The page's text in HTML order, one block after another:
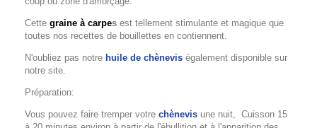
Cette graine à carpes est tellement stimulante et magique que
toutes nos recettes de bouillettes en contiennent.
N'oubliez pas notre huile de chènevis également disponible sur
notre site.
Préparation:
Vous pouvez faire tremper votre chènevis une nuit, Cuisson 15